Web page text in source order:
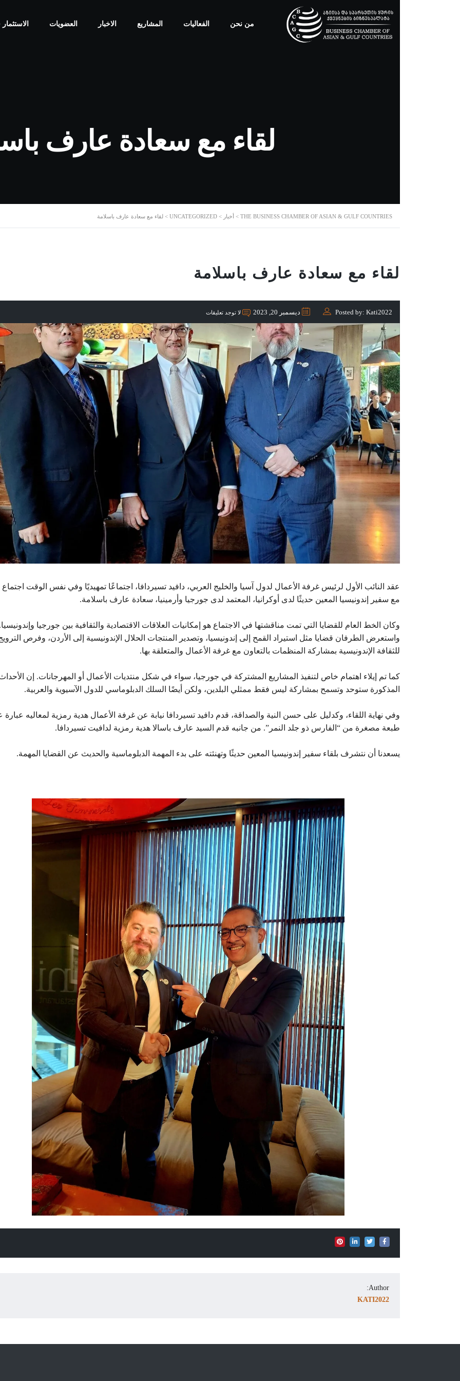
العضويات الاخبار المشاريع الفعاليات من نحن
لقاء مع سعادة عارف
THE BUSINESS CHAMBER OF ASIAN & GULF COUNTRIES
> أخبار >
UNCATEGORIZED
> لقاء مع سعادة عارف باسلامة
لقاء مع سعادة عارف باسلامة
ديسمبر 20, 2023 Posted by: Kati2022 لا توجد تعليقات
عقد النائب الأول لرئيس غرفة الأعمال لدول آسيا والخليج العربي، دافيد تسيردافا، اجتماعًا تمهيديًا وفي نفس الوقت
مع سفير إندونيسيا المعين حديثًا لدى أوكرانيا، المعتمد لدى جورجيا وأرمينيا، سعادة عارف باسلامة.
وكان الخط العام للقضايا التي تمت مناقشتها في الاجتماع هو إمكانيات العلاقات الاقتصادية والثقافية بين جورجيا
واستعرض الطرفان قضايا مثل استيراد القمح إلى إندونيسيا، وتصدير المنتجات الحلال الإندونيسية إلى الأردن، وفرص
للثقافة الإندونيسية بمشاركة المنظمات بالتعاون مع غرفة الأعمال والمتعلقة بها.
كما تم إيلاء اهتمام خاص لتنفيذ المشاريع المشتركة في جورجيا، سواء في شكل منتديات الأعمال أو المهرجانات. إن
المذكورة ستوحد وتسمح بمشاركة ليس فقط ممثلي البلدين، ولكن أيضًا السلك الدبلوماسي للدول الآسيوية والعربية.
وفي نهاية اللقاء، وكدليل على حسن النية والصداقة، قدم دافيد تسيردافا نيابة عن غرفة الأعمال هدية رمزية لمعاليه
طبعة مصغرة من “الفارس ذو جلد النمر”. من جانبه قدم السيد عارف باسالا هدية رمزية لدافيت تسيردافا.
يسعدنا أن نتشرف بلقاء سفير إندونيسيا المعين حديثًا وتهنئته على بدء المهمة الدبلوماسية والحديث عن القضايا المهمة.
Author:
KATI2022